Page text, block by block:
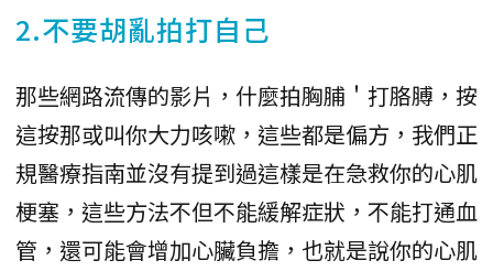
2.不要胡亂拍打自己
那些網路流傳的影片，什麼拍胸脯＇打胳膊，按
這按那或叫你大力咳嗽，這些都是偏方，我們正
規醫療指南並沒有提到過這樣是在急救你的心肌
梗塞，這些方法不但不能緩解症狀，不能打通血
管，還可能會增加心臟負擔，也就是說你的心肌